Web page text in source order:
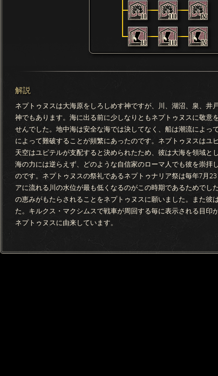
解説
ネプトゥヌスは大海原をしろしめす神ですが、川、湖沼、泉、井
神でもあります。海に出る前に少しなりともネプトゥヌスに敬意
せんでした。地中海は安全な海では決してなく、船は潮流によっ
によって難破することが頻繁にあったのです。ネプトゥヌスはユ
天空はユピテルが支配すると決められたため、彼は大海を領域と
海の力には逆らえず、どのような自信家のローマ人でも彼を崇拝
のです。ネプトゥヌスの祭礼であるネプトゥナリア祭は毎年7月
アに流れる川の水位が最も低くなるのがこの時期であるためでし
の恵みがもたらされることをネプトゥヌスに願いました。また彼
た。キルクス・マクシムスで戦車が周回する毎に表示される目印
ネプトゥヌスに由来しています。